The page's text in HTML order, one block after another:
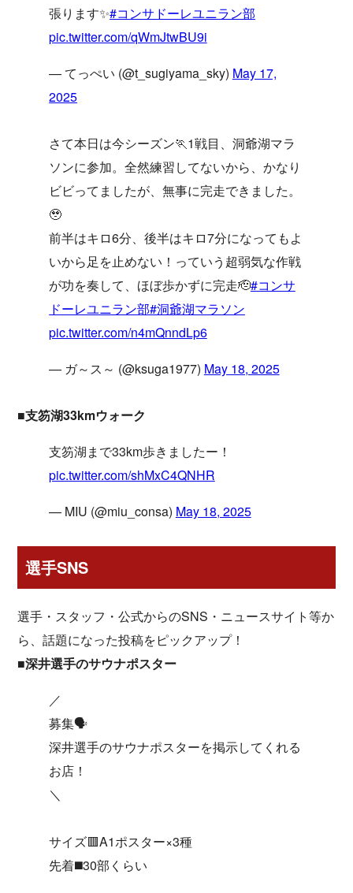
張ります✨#コンサドーレユニラン部
pic.twitter.com/qWmJtwBU9i
— てっぺい (@t_sugiyama_sky) May 17,
2025
さて本日は今シーズン🏃1戦目、洞爺湖マラ
ソンに参加。全然練習してないから、かなり
ビビってましたが、無事に完走できました。
🥹
前半はキロ6分、後半はキロ7分になってもよ
いから足を止めない！っていう超弱気な作戦
が功を奏して、ほぼ歩かずに完走🫡#コンサ
ドーレユニラン部#洞爺湖マラソン
pic.twitter.com/n4mQnndLp6
— ガ～ス～ (@ksuga1977) May 18, 2025
■支笏湖33kmウォーク
支笏湖まで33km歩きましたー！
pic.twitter.com/shMxC4QNHR
— MIU (@miu_consa) May 18, 2025
選手SNS
選手・スタッフ・公式からのSNS・ニュースサイト等か
ら、話題になった投稿をピックアップ！
■深井選手のサウナポスター
／
募集🗣️
深井選手のサウナポスターを掲示してくれる
お店！
＼
サイズ🟥A1ポスター×3種
先着◼️30部くらい